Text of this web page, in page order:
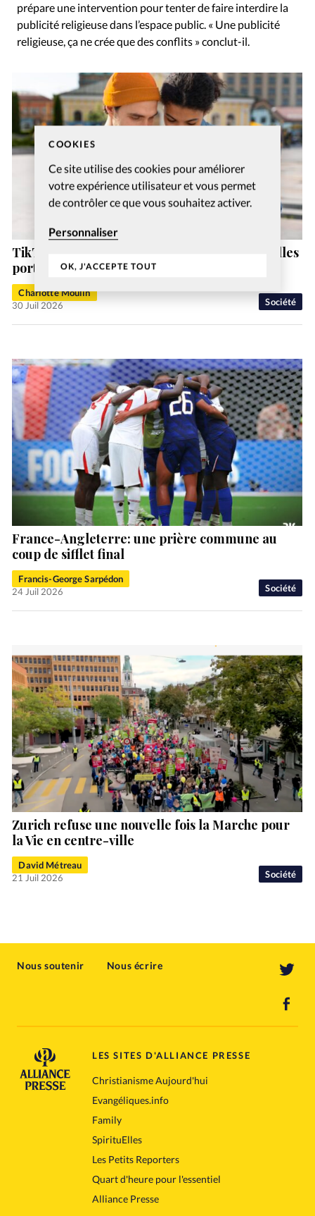
COOKIES
Ce site utilise des cookies pour améliorer
votre expérience utilisateur et vous permet
de contrôler ce que vous souhaitez activer.
Personnaliser
OK, J'ACCEPTE TOUT
prépare une intervention pour tenter de faire interdire la
publicité religieuse dans l’espace public. « Une publicité
religieuse, ça ne crée que des conflits » conclut-il.
Société
TikTok, YouTube et Instagram sont les nouvelles
portes d’entrée de la foi chrétienne
Charlotte Moulin
30 Juil 2026
Société
France-Angleterre: une prière commune au
coup de sifflet final
Francis-George Sarpédon
24 Juil 2026
Société
Zurich refuse une nouvelle fois la Marche pour
la Vie en centre-ville
David Métreau
21 Juil 2026
Nous soutenir Nous écrire
LES SITES D'ALLIANCE PRESSE
Christianisme Aujourd'hui
Evangéliques.info
Family
SpirituElles
Les Petits Reporters
Quart d'heure pour l'essentiel
Alliance Presse